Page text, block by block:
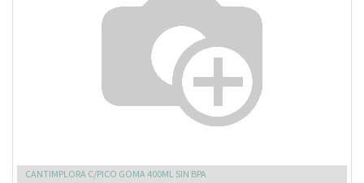
CANTIMPLORA C/PICO GOMA 400ML SIN BPA